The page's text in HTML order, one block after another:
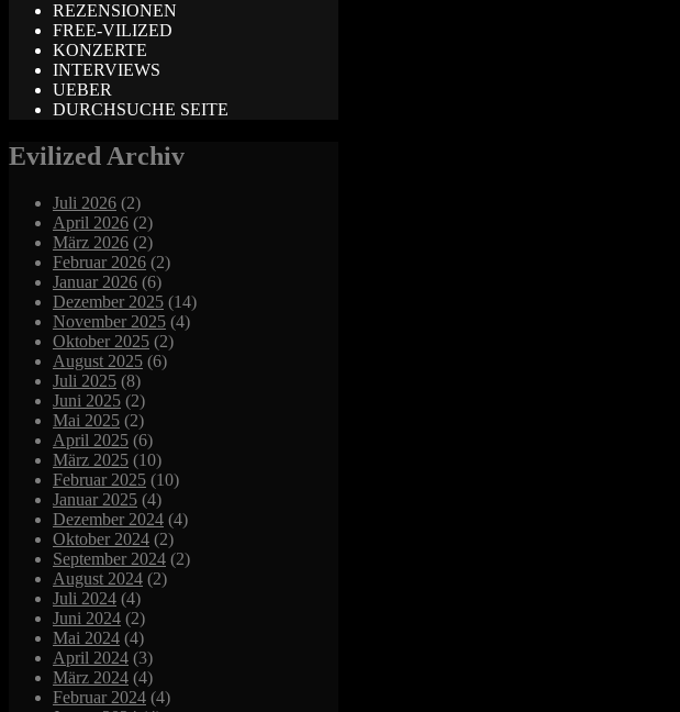
REZENSIONEN
FREE-VILIZED
KONZERTE
INTERVIEWS
UEBER
DURCHSUCHE SEITE
Evilized Archiv
Juli 2026 (2)
April 2026 (2)
März 2026 (2)
Februar 2026 (2)
Januar 2026 (6)
Dezember 2025 (14)
November 2025 (4)
Oktober 2025 (2)
August 2025 (6)
Juli 2025 (8)
Juni 2025 (2)
Mai 2025 (2)
April 2025 (6)
März 2025 (10)
Februar 2025 (10)
Januar 2025 (4)
Dezember 2024 (4)
Oktober 2024 (2)
September 2024 (2)
August 2024 (2)
Juli 2024 (4)
Juni 2024 (2)
Mai 2024 (4)
April 2024 (3)
März 2024 (4)
Februar 2024 (4)